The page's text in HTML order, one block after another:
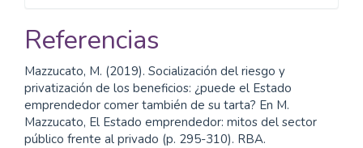
Referencias
Mazzucato, M. (2019). Socialización del riesgo y
privatización de los beneficios: ¿puede el Estado
emprendedor comer también de su tarta? En M.
Mazzucato, El Estado emprendedor: mitos del sector
público frente al privado (p. 295-310). RBA.